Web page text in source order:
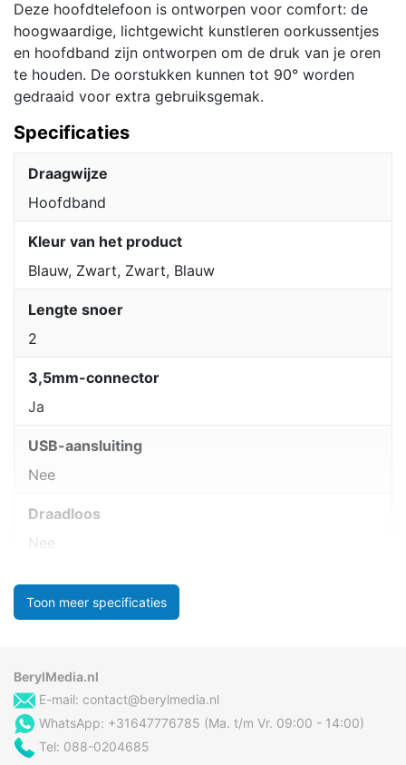
Deze hoofdtelefoon is ontworpen voor comfort: de
hoogwaardige, lichtgewicht kunstleren oorkussentjes
en hoofdband zijn ontworpen om de druk van je oren
te houden. De oorstukken kunnen tot 90° worden
gedraaid voor extra gebruiksgemak.
Specificaties
Draagwijze
Hoofdband
Kleur van het product
Blauw, Zwart, Zwart, Blauw
Lengte snoer
2
3,5mm-connector
Ja
USB-aansluiting
Nee
Draadloos
Nee
Toon meer specificaties
BerylMedia.nl
E-mail: contact@berylmedia.nl
WhatsApp: +31647776785 (Ma. t/m Vr. 09:00 - 14:00)
Tel: 088-0204685